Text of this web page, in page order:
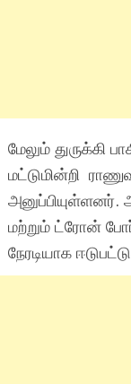
மேலும் துருக்கி
மட்டுமின்றி
மற்றும் ட்ரோன்
நேரடியாக